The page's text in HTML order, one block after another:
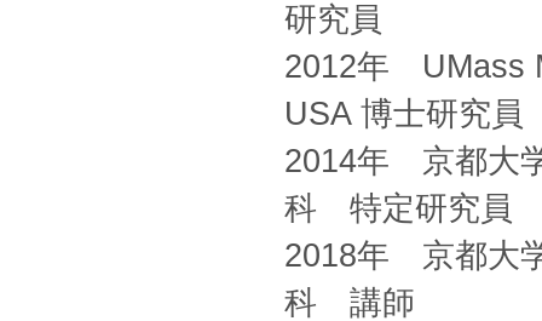
研究員
2012年 UMass
USA 博士研究員
2014年 京都大
科 特定研究員
2018年 京都大
科 講師